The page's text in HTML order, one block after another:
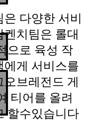
다양한 서비
치팀은 롤대
으로 육성 작
에게 서비스를
브레전드 게
티어를 올려
할수있습니다